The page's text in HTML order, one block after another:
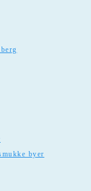
byer